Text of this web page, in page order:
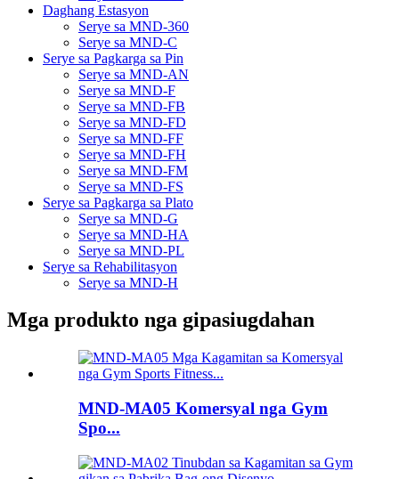
Daghang Estasyon
Serye sa MND-360
Serye sa MND-C
Serye sa Pagkarga sa Pin
Serye sa MND-AN
Serye sa MND-F
Serye sa MND-FB
Serye sa MND-FD
Serye sa MND-FF
Serye sa MND-FH
Serye sa MND-FM
Serye sa MND-FS
Serye sa Pagkarga sa Plato
Serye sa MND-G
Serye sa MND-HA
Serye sa MND-PL
Serye sa Rehabilitasyon
Serye sa MND-H
Mga produkto nga gipasiugdahan
MND-MA05 Komersyal nga Gym
Spo...